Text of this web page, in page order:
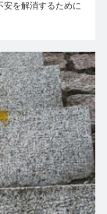
安を解消するために